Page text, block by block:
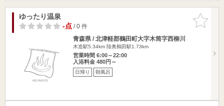
お気に入
りに追加
ゆったり温泉
-点/ 0 件
青森県 / 北津軽郡鶴田町大字木筒字西柳川
木造駅5.34km 陸奥鶴田駅1.73km
営業時間 6:00～22:00
入浴料金 480円～
日帰り 朝風呂